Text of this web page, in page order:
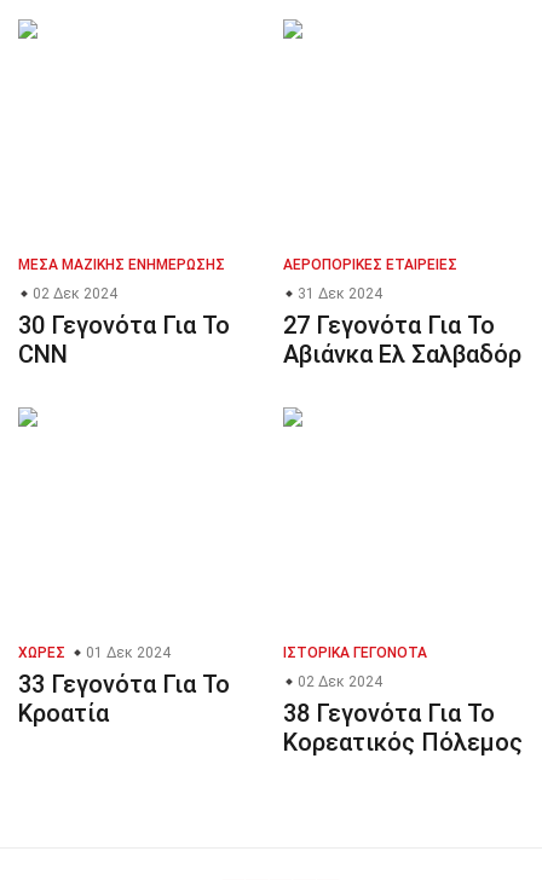
ΜΈΣΑ ΜΑΖΙΚΉΣ ΕΝΗΜΈΡΩΣΗΣ
02 Δεκ 2024
30 Γεγονότα Για Το
CNN
ΑΕΡΟΠΟΡΙΚΈΣ ΕΤΑΙΡΕΊΕΣ
31 Δεκ 2024
27 Γεγονότα Για Το
Αβιάνκα Ελ Σαλβαδόρ
ΧΏΡΕΣ 01 Δεκ 2024
33 Γεγονότα Για Το
Κροατία
ΙΣΤΟΡΙΚΆ ΓΕΓΟΝΌΤΑ
02 Δεκ 2024
38 Γεγονότα Για Το
Κορεατικός Πόλεμος